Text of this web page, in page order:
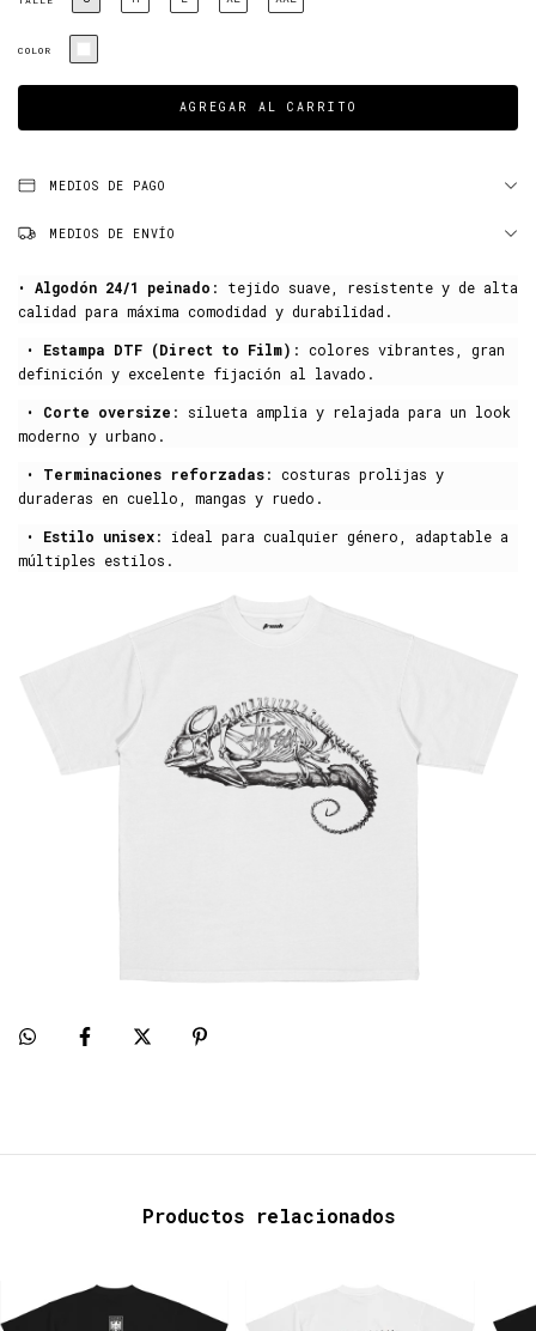
COLOR
MEDIOS DE PAGO
MEDIOS DE ENVÍO
• Algodón 24/1 peinado : tejido suave, resistente y de alta
calidad para máxima comodidad y durabilidad.
•
Estampa DTF (Direct to Film) : colores vibrantes, gran
definición y excelente fijación al lavado.
•
Corte oversize : silueta amplia y relajada para un look
moderno y urbano.
•
Terminaciones reforzadas: costuras prolijas y
duraderas en cuello, mangas y ruedo.
•
Estilo unisex: ideal para cualquier género, adaptable a
múltiples estilos.
Productos relacionados